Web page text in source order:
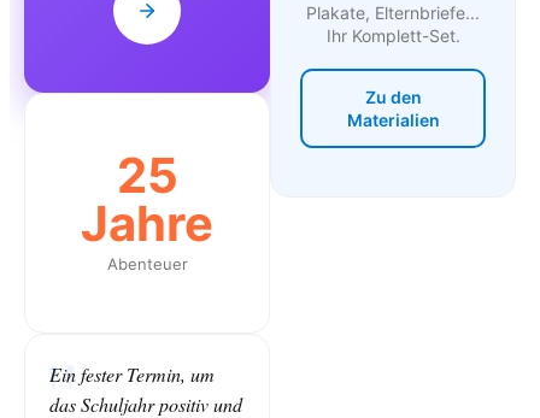
25
Jahre
Abenteuer
Ein fester Termin, um
das Schuljahr positiv und
Plakate, Elternbriefe...
Ihr Komplett-Set.
Zu den
Materialien